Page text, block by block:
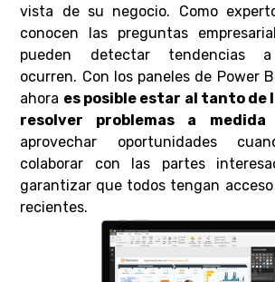
vista de su negocio. Como
conocen las preguntas
pueden detectar tendencias
ocurren. Con los paneles de Power
ahora es posible estar al tanto de
resolver problemas a
aprovechar oportunidades
colaborar con las partes
garantizar que todos tengan
recientes.